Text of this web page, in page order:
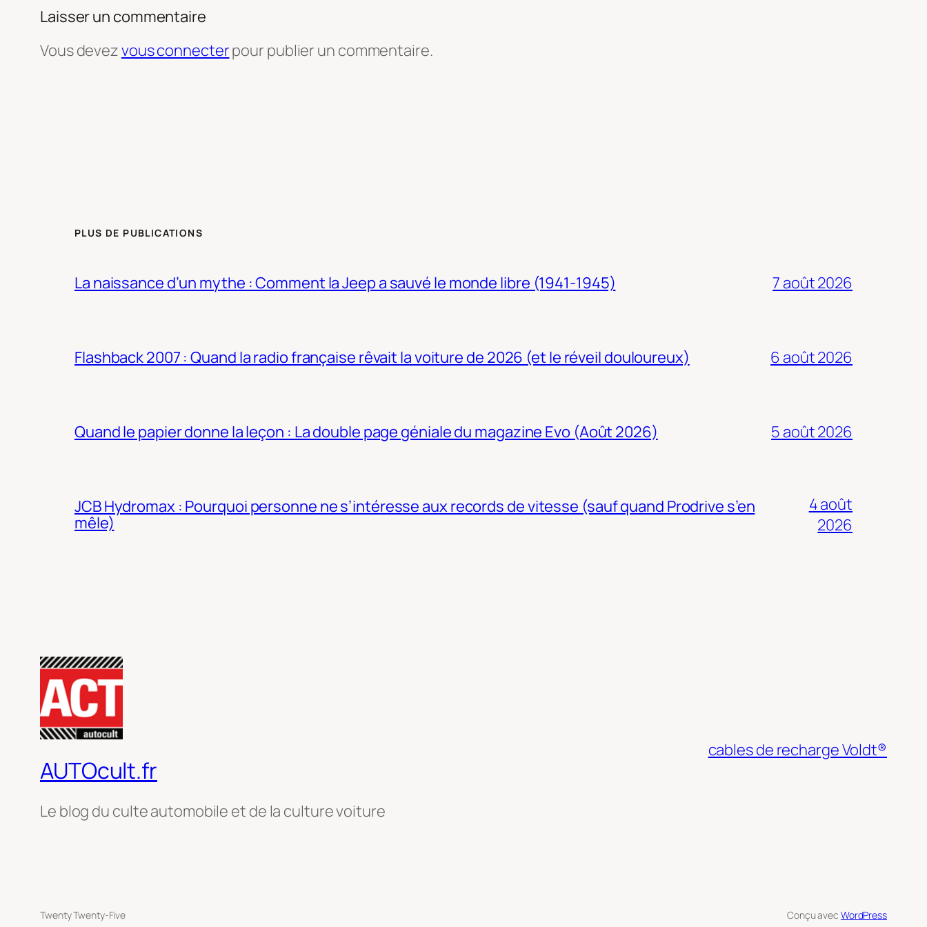
Laisser un commentaire
Vous devezvous connecterpour publier un commentaire.
PLUS DE PUBLICATIONS
La naissance d’un mythe : Comment la Jeep a sauvé le monde libre (1941-1945) 7 août 2026
Flashback 2007 : Quand la radio française rêvait la voiture de 2026 (et le réveil douloureux) 6 août 2026
Quand le papier donne la leçon : La double page géniale du magazine Evo (Août 2026) 5 août 2026
JCB Hydromax : Pourquoi personne ne s’intéresse aux records de vitesse (sauf quand Prodrive s’en
mêle)
4 août
2026
AUTOcult.fr
Le blog du culte automobile et de la culture voiture
cables de recharge Voldt®
Twenty Twenty-Five Conçu avec WordPress